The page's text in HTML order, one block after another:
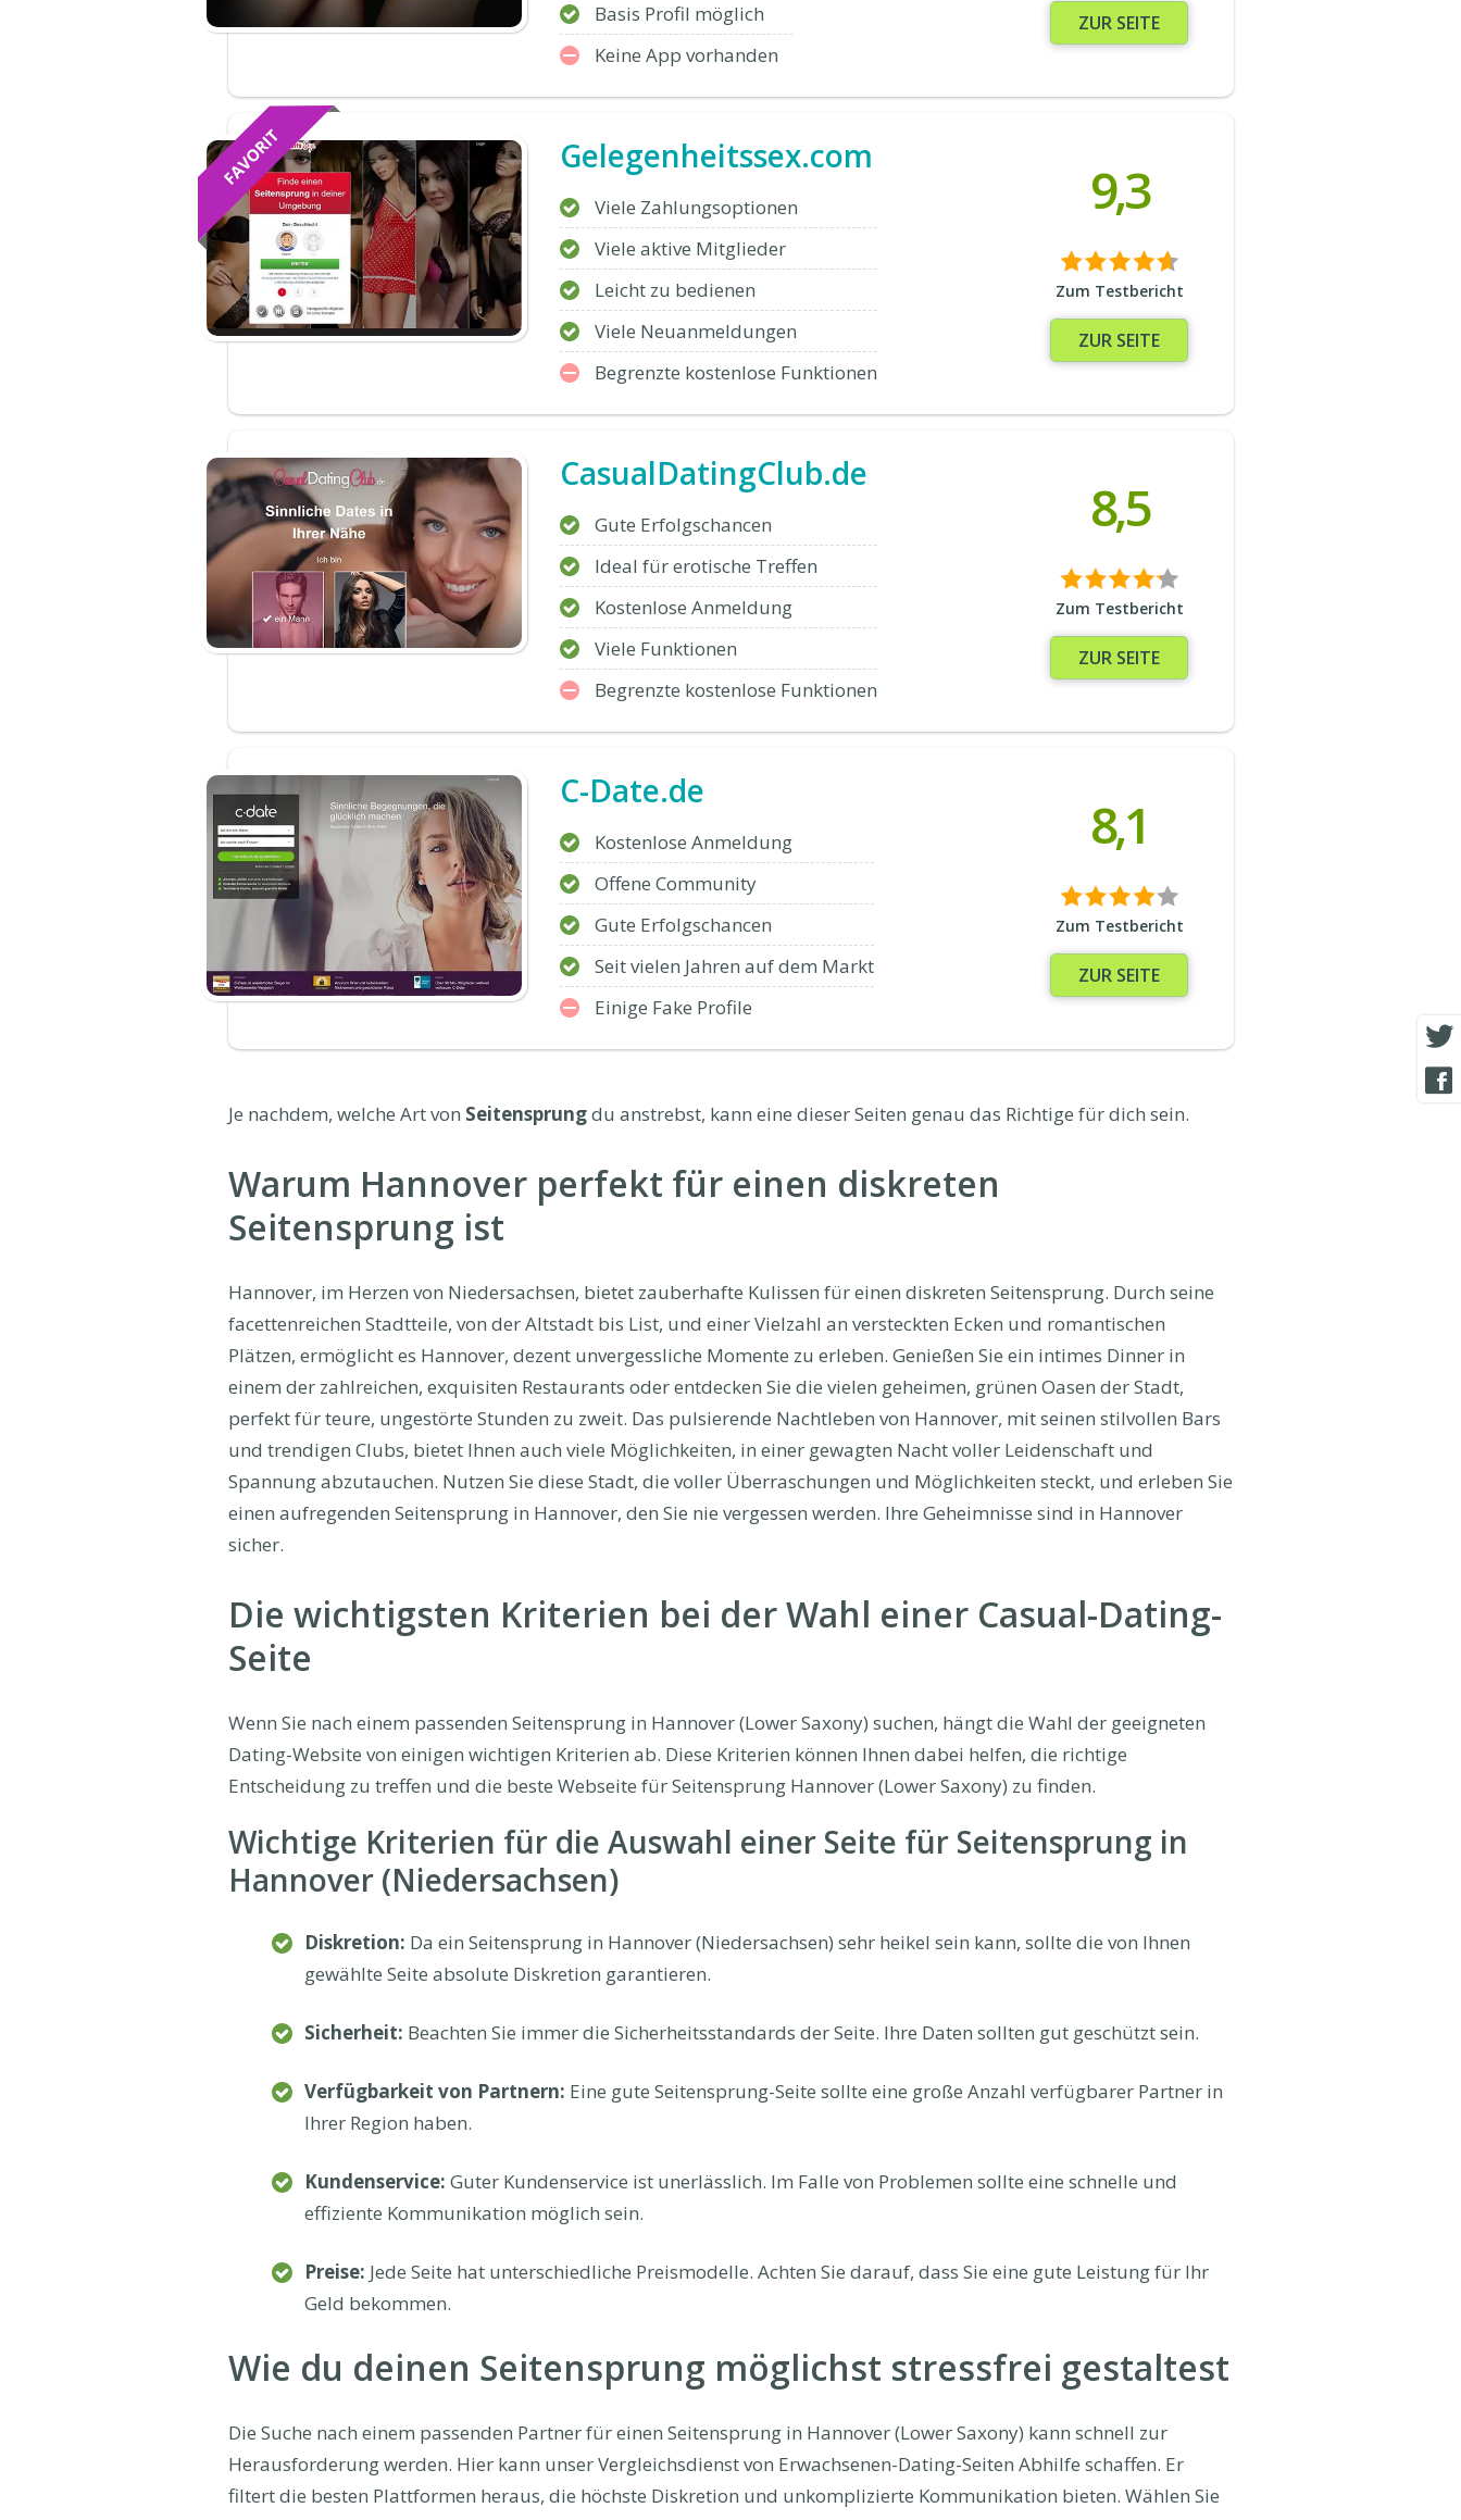
Basis Profil möglich
Keine App vorhanden
ZUR SEITE
Gelegenheitssex.com
Viele Zahlungsoptionen
Viele aktive Mitglieder
Leicht zu bedienen
Viele Neuanmeldungen
Begrenzte kostenlose Funktionen
9,3
Zum Testbericht
ZUR SEITE
CasualDatingClub.de
Gute Erfolgschancen
Ideal für erotische Treffen
Kostenlose Anmeldung
Viele Funktionen
Begrenzte kostenlose Funktionen
8,5
Zum Testbericht
ZUR SEITE
C-Date.de
Kostenlose Anmeldung
Offene Community
Gute Erfolgschancen
Seit vielen Jahren auf dem Markt
Einige Fake Profile
8,1
Zum Testbericht
ZUR SEITE
Je nachdem, welche Art von Seitensprungdu anstrebst, kann eine dieser Seiten genau das Richtige für dich sein.
Warum Hannover perfekt für einen diskreten
Seitensprung ist
Hannover, im Herzen von Niedersachsen, bietet zauberhafte Kulissen für einen diskreten Seitensprung. Durch seine
facettenreichen Stadtteile, von der Altstadt bis List, und einer Vielzahl an versteckten Ecken und romantischen
Plätzen, ermöglicht es Hannover, dezent unvergessliche Momente zu erleben. Genießen Sie ein intimes Dinner in
einem der zahlreichen, exquisiten Restaurants oder entdecken Sie die vielen geheimen, grünen Oasen der Stadt,
perfekt für teure, ungestörte Stunden zu zweit. Das pulsierende Nachtleben von Hannover, mit seinen stilvollen Bars
und trendigen Clubs, bietet Ihnen auch viele Möglichkeiten, in einer gewagten Nacht voller Leidenschaft und
Spannung abzutauchen. Nutzen Sie diese Stadt, die voller Überraschungen und Möglichkeiten steckt, und erleben Sie
einen aufregenden Seitensprung in Hannover, den Sie nie vergessen werden. Ihre Geheimnisse sind in Hannover
sicher.
Die wichtigsten Kriterien bei der Wahl einer Casual-Dating-
Seite
Wenn Sie nach einem passenden Seitensprung in Hannover (Lower Saxony) suchen, hängt die Wahl der geeigneten
Dating-Website von einigen wichtigen Kriterien ab. Diese Kriterien können Ihnen dabei helfen, die richtige
Entscheidung zu treffen und die beste Webseite für Seitensprung Hannover (Lower Saxony) zu finden.
Wichtige Kriterien für die Auswahl einer Seite für Seitensprung in
Hannover (Niedersachsen)
Diskretion: Da ein Seitensprung in Hannover (Niedersachsen) sehr heikel sein kann, sollte die von Ihnen
gewählte Seite absolute Diskretion garantieren.
Sicherheit: Beachten Sie immer die Sicherheitsstandards der Seite. Ihre Daten sollten gut geschützt sein.
Verfügbarkeit von Partnern: Eine gute Seitensprung-Seite sollte eine große Anzahl verfügbarer Partner in
Ihrer Region haben.
Kundenservice: Guter Kundenservice ist unerlässlich. Im Falle von Problemen sollte eine schnelle und
effiziente Kommunikation möglich sein.
Preise: Jede Seite hat unterschiedliche Preismodelle. Achten Sie darauf, dass Sie eine gute Leistung für Ihr
Geld bekommen.
Wie du deinen Seitensprung möglichst stressfrei gestaltest
Die Suche nach einem passenden Partner für einen Seitensprung in Hannover (Lower Saxony) kann schnell zur
Herausforderung werden. Hier kann unser Vergleichsdienst von Erwachsenen-Dating-Seiten Abhilfe schaffen. Er
filtert die besten Plattformen heraus, die höchste Diskretion und unkomplizierte Kommunikation bieten. Wählen Sie